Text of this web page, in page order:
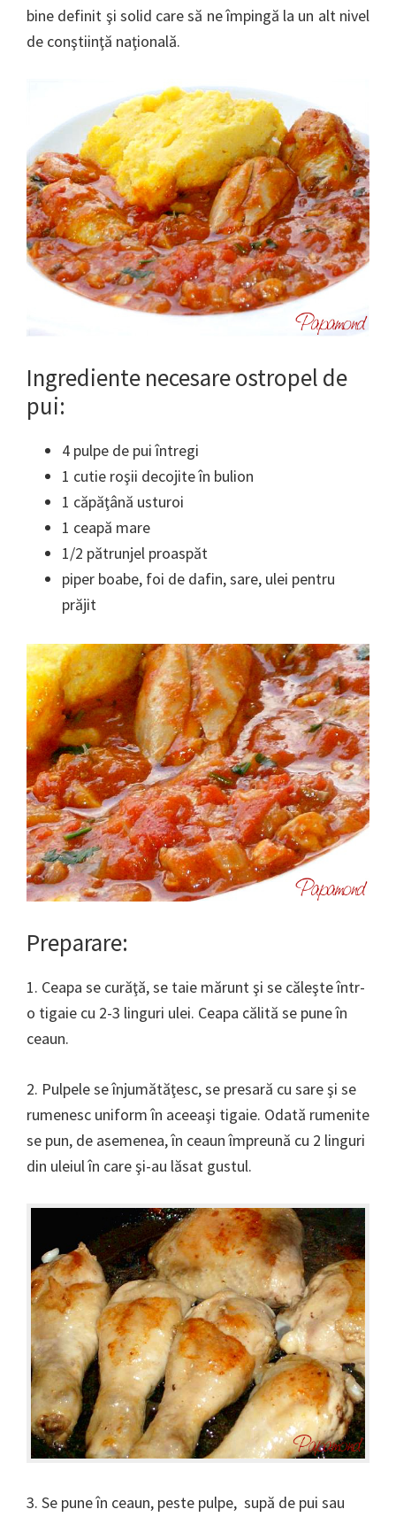
bine definit şi solid care să ne împingă la un alt nivel
de conştiinţă naţională.
Ingrediente necesare ostropel de
pui:
4 pulpe de pui întregi
1 cutie roşii decojite în bulion
1 căpăţână usturoi
1 ceapă mare
1/2 pătrunjel proaspăt
piper boabe, foi de dafin, sare, ulei pentru
prăjit
Preparare:
1. Ceapa se curăţă, se taie mărunt şi se căleşte într-
o tigaie cu 2-3 linguri ulei. Ceapa călită se pune în
ceaun.
2. Pulpele se înjumătăţesc, se presară cu sare şi se
rumenesc uniform în aceeaşi tigaie. Odată rumenite
se pun, de asemenea, în ceaun împreună cu 2 linguri
din uleiul în care şi-au lăsat gustul.
3. Se pune în ceaun, peste pulpe, supă de pui sau